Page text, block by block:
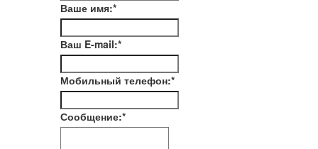
Ваше имя:*
Ваш E-mail:*
Мобильный телефон:*
Сообщение:*